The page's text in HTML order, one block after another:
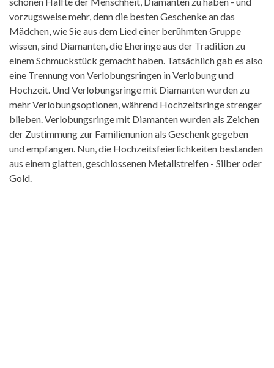
vorzugsweise mehr, denn die besten Geschenke an das
Mädchen, wie Sie aus dem Lied einer berühmten Gruppe
wissen, sind Diamanten, die Eheringe aus der Tradition zu
einem Schmuckstück gemacht haben. Tatsächlich gab es also
eine Trennung von Verlobungsringen in Verlobung und
Hochzeit. Und Verlobungsringe mit Diamanten wurden zu
mehr Verlobungsoptionen, während Hochzeitsringe strenger
blieben. Verlobungsringe mit Diamanten wurden als Zeichen
der Zustimmung zur Familienunion als Geschenk gegeben
und empfangen. Nun, die Hochzeitsfeierlichkeiten bestanden
aus einem glatten, geschlossenen Metallstreifen - Silber oder
Gold.